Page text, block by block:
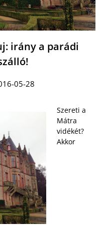
irány a parádi
05-28
Szereti a
Mátra
vidékét?
Akkor